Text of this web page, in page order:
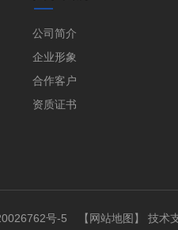
公司简介
企业形象
合作客户
资质证书
号-5 【网站地图】 技术